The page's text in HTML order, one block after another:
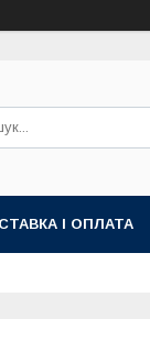
І ОПЛАТА